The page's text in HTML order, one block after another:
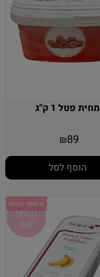
מחית פטל 1 ק"ג
₪89
הוסף לסל
איסוף עצמי